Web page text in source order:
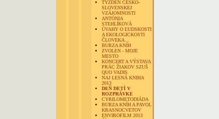
TÝŽDEŇ ČESKO-
SLOVENSKEJ
VZÁJOMNOSTI
ANTÓNIA
STEHLÍKOVÁ
ÚVAHY O ĽUDSKOSTI
A EKOLOGICKOSTI
ČLOVEKA...
BURZA KNÍH
ZVOLEN - MOJE
MESTO
KONCERT A VÝSTAVA
PRÁC ŽIAKOV SZUŠ
QUO VADIS
NAJ LESNÁ KNIHA
2013
DEŇ DETÍ V
ROZPRÁVKE
CYRILOMETODIÁDA
BURZA KNÍH A PAVOL
KRASNOCVETOV
ENVIROFILM 2013